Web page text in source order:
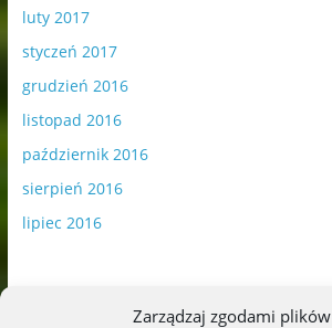
Zarządzaj zgodami plików
luty 2017
styczeń 2017
grudzień 2016
listopad 2016
październik 2016
sierpień 2016
lipiec 2016